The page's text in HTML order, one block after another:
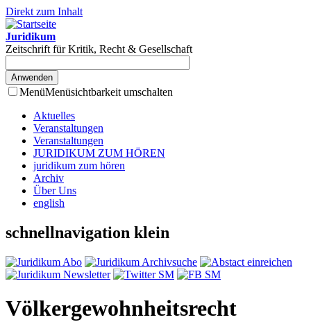
Direkt zum Inhalt
Juridikum
Zeitschrift für Kritik, Recht & Gesellschaft
MenüMenüsichtbarkeit umschalten
Aktuelles
Veranstaltungen
Veranstaltungen
JURIDIKUM ZUM HÖREN
juridikum zum hören
Archiv
Über Uns
english
schnellnavigation klein
Völkergewohnheitsrecht